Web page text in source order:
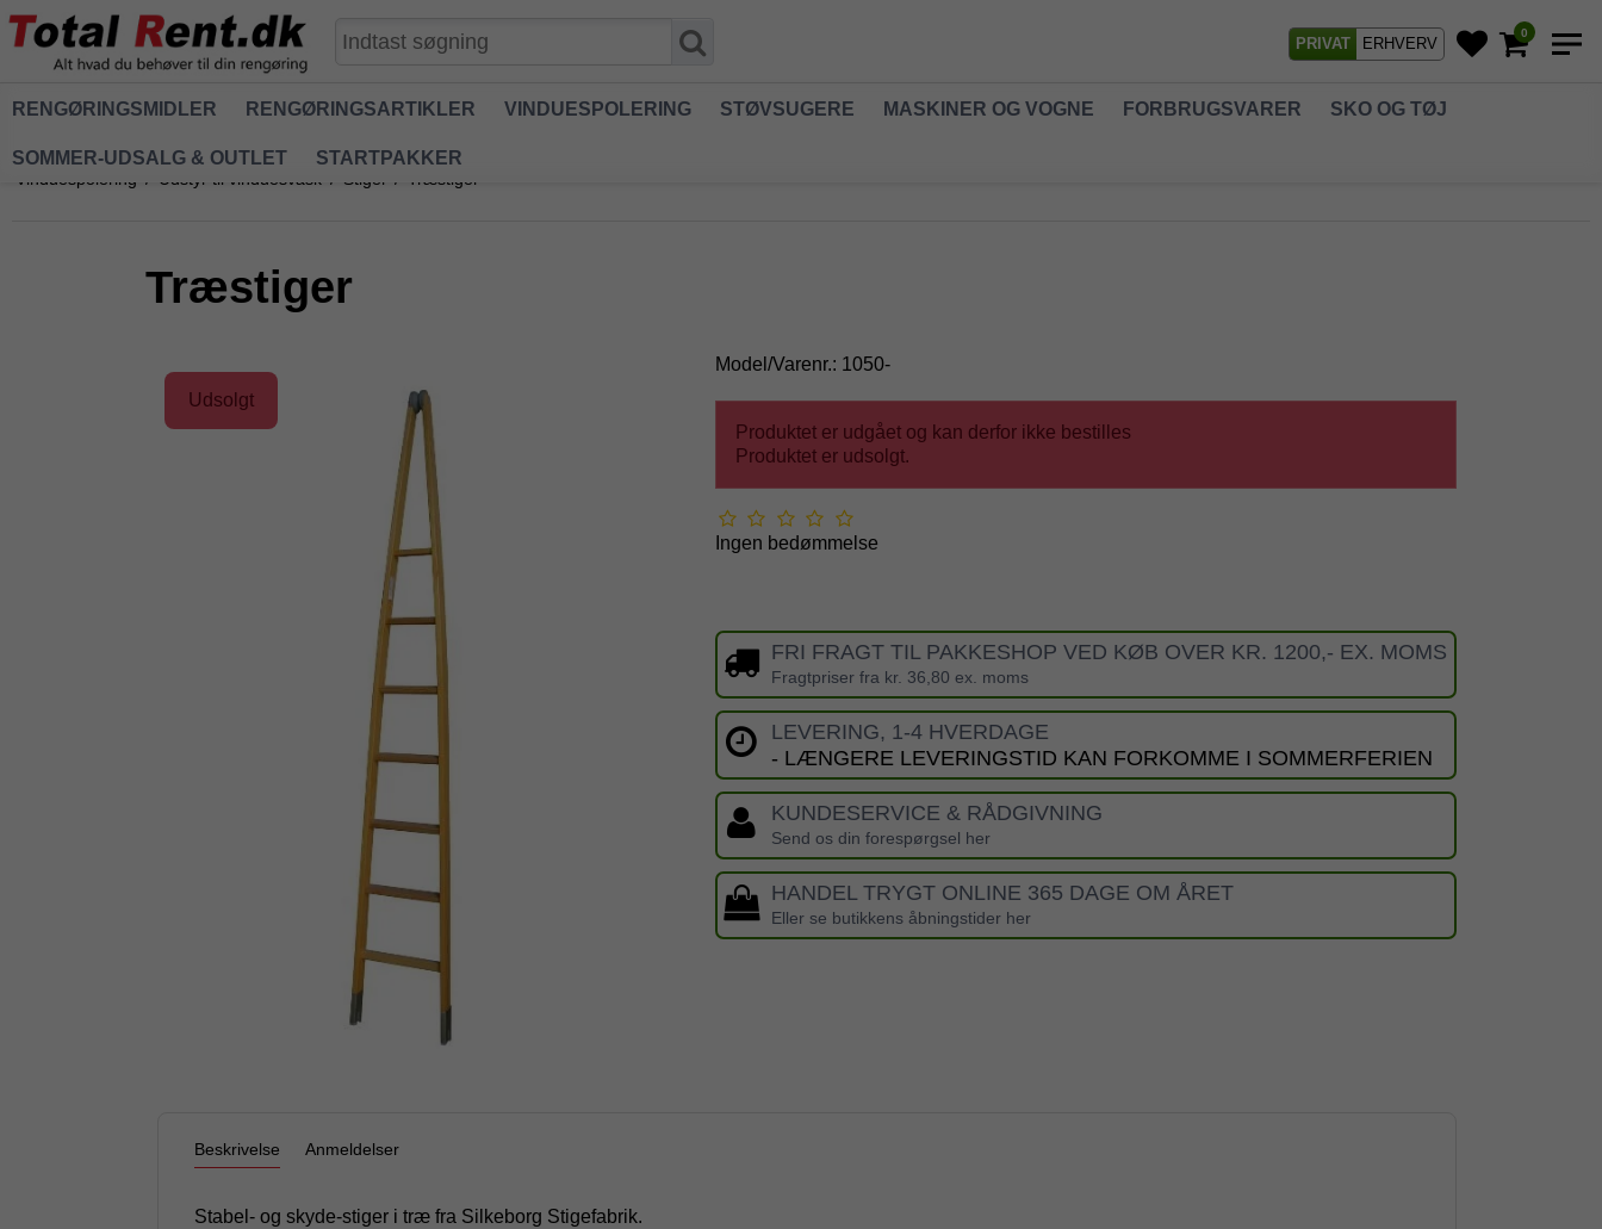
PRIVAT ERHVERV
0
RENGØRINGSMIDLER RENGØRINGSARTIKLER VINDUESPOLERING STØVSUGERE MASKINER OG VOGNE FORBRUGSVARER SKO OG TØJ
SOMMER-UDSALG & OUTLET STARTPAKKER
Vinduespolering / Udstyr til vinduesvask / Stiger / Træstiger
Træstiger
Udsolgt
Model/Varenr.: 1050-
Produktet er udgået og kan derfor ikke bestilles
Produktet er udsolgt.
Ingen bedømmelse
FRI FRAGT TIL PAKKESHOP VED KØB OVER KR. 1200,- EX. MOMS
Fragtpriser fra kr. 36,80 ex. moms
LEVERING, 1-4 HVERDAGE
- LÆNGERE LEVERINGSTID KAN FORKOMME I SOMMERFERIEN
KUNDESERVICE & RÅDGIVNING
Send os din forespørgsel her
HANDEL TRYGT ONLINE 365 DAGE OM ÅRET
Eller se butikkens åbningstider her
Beskrivelse Anmeldelser
Stabel- og skyde-stiger i træ fra Silkeborg Stigefabrik.